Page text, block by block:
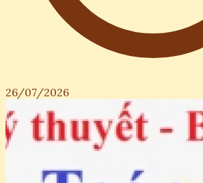
26/07/2026